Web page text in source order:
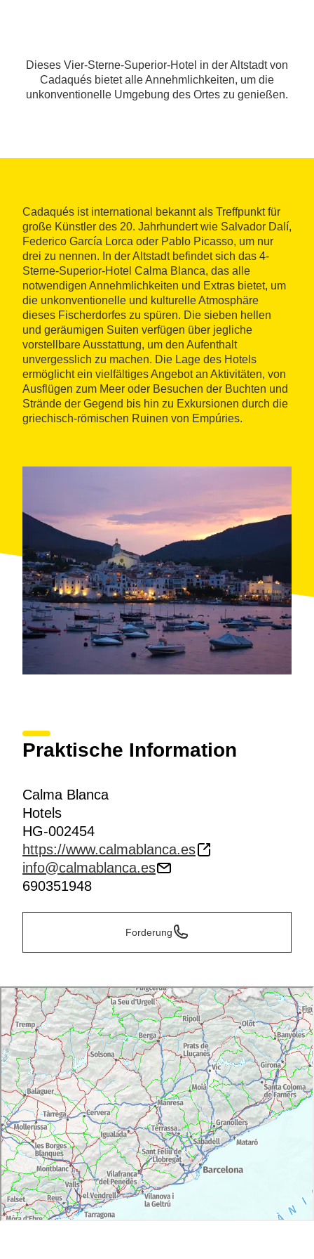
Dieses Vier-Sterne-Superior-Hotel in der Altstadt von
Cadaqués bietet alle Annehmlichkeiten, um die
unkonventionelle Umgebung des Ortes zu genießen.
Cadaqués ist international bekannt als Treffpunkt für
große Künstler des 20. Jahrhundert wie Salvador Dalí,
Federico García Lorca oder Pablo Picasso, um nur
drei zu nennen. In der Altstadt befindet sich das 4-
Sterne-Superior-Hotel Calma Blanca, das alle
notwendigen Annehmlichkeiten und Extras bietet, um
die unkonventionelle und kulturelle Atmosphäre
dieses Fischerdorfes zu spüren. Die sieben hellen
und geräumigen Suiten verfügen über jegliche
vorstellbare Ausstattung, um den Aufenthalt
unvergesslich zu machen. Die Lage des Hotels
ermöglicht ein vielfältiges Angebot an Aktivitäten, von
Ausflügen zum Meer oder Besuchen der Buchten und
Strände der Gegend bis hin zu Exkursionen durch die
griechisch-römischen Ruinen von Empúries.
Praktische Information
Calma Blanca
Hotels
HG-002454
https://www.calmablanca.es
info@calmablanca.es
690351948
Forderung